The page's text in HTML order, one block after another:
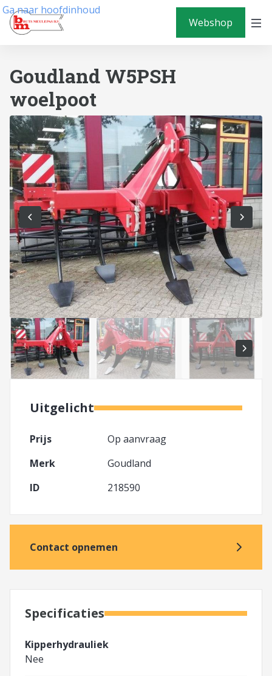
Ga naar hoofdinhoud
Webshop
Goudland W5PSH
woelpoot
Uitgelicht
Prijs
Op aanvraag
Merk
Goudland
ID
218590
Contact opnemen
Specificaties
Kipperhydrauliek
Nee